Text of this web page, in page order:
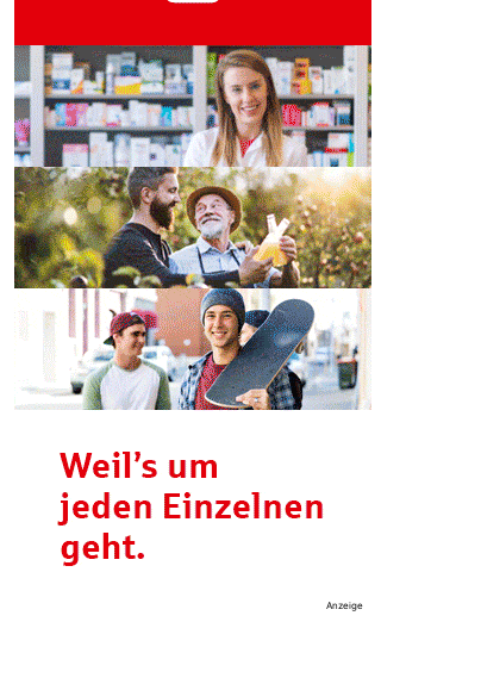
Anzeige